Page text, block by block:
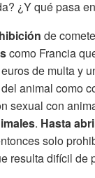
¿Y qué pasa
de
como Francia
de multa y
animal como
sexual con
. Hasta
solo
resulta difícil de